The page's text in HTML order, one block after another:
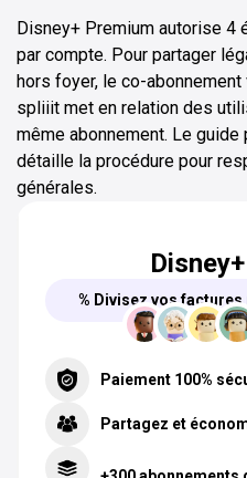
Disney+ Premium autorise 4
par compte. Pour partager
hors foyer, le co-
spliiit met en relation des
même abonnement. Le guide
détaille la procédure pour
générales.
Disney+
% Divisez vos factures
Paiement 100%
Partagez et